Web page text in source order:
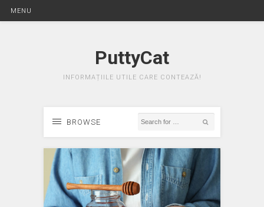
MENU
PuttyCat
INFORMAȚIILE UTILE CARE CONTEAZĂ!
BROWSE